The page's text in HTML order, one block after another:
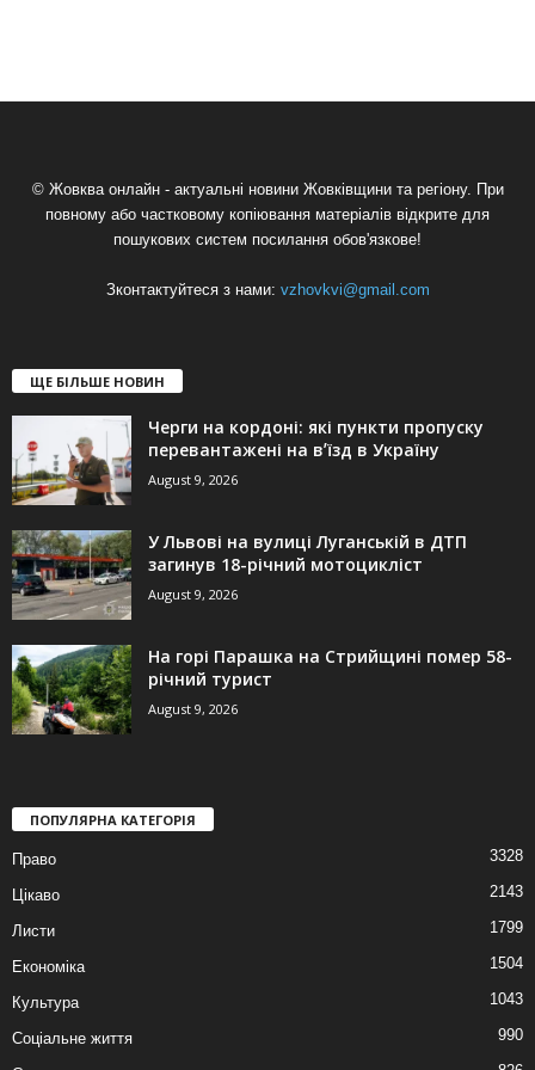
© Жовква онлайн - актуальні новини Жовківщини та регіону. При
повному або частковому копіювання матеріалів відкрите для
пошукових систем посилання обов'язкове!
Зконтактуйтеся з нами: vzhovkvi@gmail.com
ЩЕ БІЛЬШЕ НОВИН
Черги на кордоні: які пункти пропуску
перевантажені на вʼїзд в Україну
August 9, 2026
У Львові на вулиці Луганській в ДТП
загинув 18-річний мотоцикліст
August 9, 2026
На горі Парашка на Стрийщині помер 58-
річний турист
August 9, 2026
ПОПУЛЯРНА КАТЕГОРІЯ
Право 3328
Цікаво 2143
Листи 1799
Економіка 1504
Культура 1043
Соціальне життя 990